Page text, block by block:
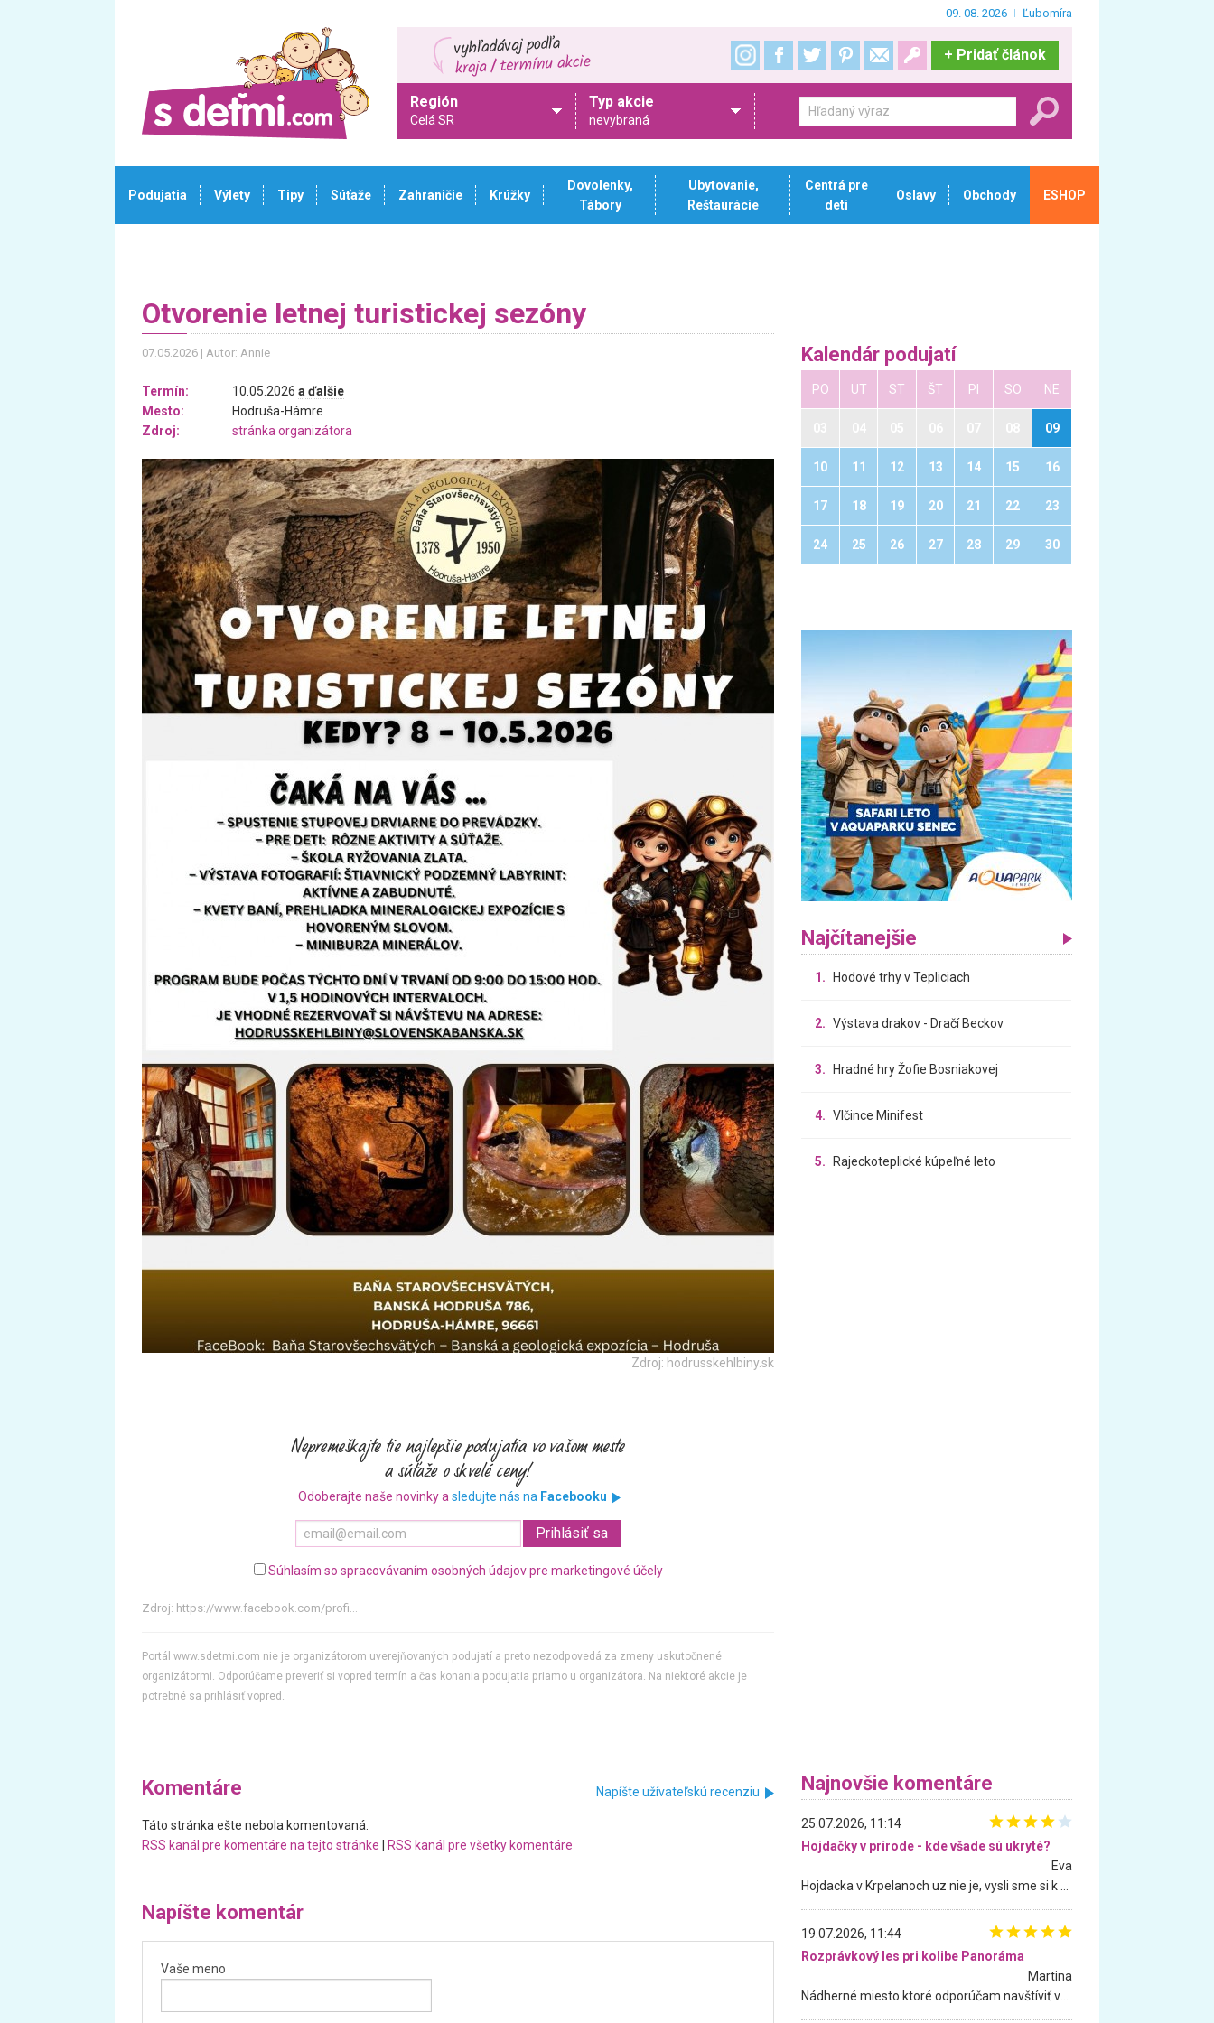
09. 08. 2026 Ľubomíra
+ Pridať článok
Región
Celá SR
Typ akcie
nevybraná
Podujatia Výlety Tipy Súťaže Zahraničie Krúžky
Dovolenky,
Tábory
Ubytovanie,
Reštaurácie
Centrá pre
deti
Oslavy Obchody ESHOP
Otvorenie letnej turistickej sezóny
07.05.2026 Autor: Annie
Termín: 10.05.2026 a ďalšie
Mesto:
Hodruša-Hámre
Zdroj:
stránka organizátora
Zdroj: hodrusskehlbiny.sk
Odoberajte naše novinky a sledujte nás na Facebooku
Súhlasím so spracovávaním osobných údajov pre marketingové účely
Zdroj: https://www.facebook.com/profi...
Portál www.sdetmi.com nie je organizátorom uverejňovaných podujatí a preto nezodpovedá za zmeny uskutočnené
organizátormi. Odporúčame preveriť si vopred termín a čas konania podujatia priamo u organizátora. Na niektoré akcie je
potrebné sa prihlásiť vopred.
Komentáre Napíšte užívateľskú recenziu
Táto stránka ešte nebola komentovaná.
RSS kanál pre komentáre na tejto stránke
RSS kanál pre všetky komentáre
Napíšte komentár
Vaše meno
Kalendár podujatí
PO UT ST ŠT PI SO NE
09
10 11 12 13 14 15 16
17 18 19 20 21 22 23
24 25 26 27 28 29 30
Najčítanejšie
1. Hodové trhy v Tepliciach
2. Výstava drakov - Dračí Beckov
3. Hradné hry Žofie Bosniakovej
4. Vlčince Minifest
5. Rajeckoteplické kúpeľné leto
Najnovšie komentáre
25.07.2026, 11:14
Hojdačky v prírode - kde všade sú ukryté?
Eva
19.07.2026, 11:44
Rozprávkový les pri kolibe Panoráma
Martina